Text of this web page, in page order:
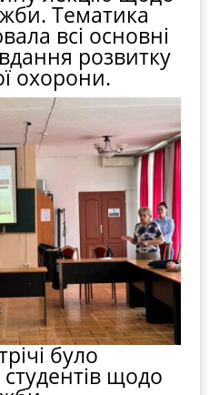
Тематика
всі основні
розвитку
охорони.
було
щодо